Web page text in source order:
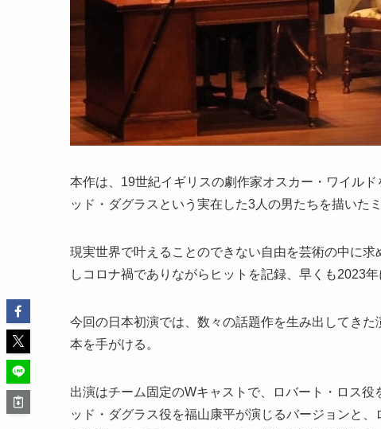
本作は、19世紀イギリスの劇作家オスカー・ワイル
ッド・ダグラスという実在した3人の男たちを描いた
現実世界で叶えることのできない自由を芸術の中に
しコロナ禍でありながらヒットを記録、早くも2023
今回の日本初演では、数々の話題作を生み出してき
本を手がける。
出演はチーム固定のWキャストで、ロバート・ロス
ッド・ダグラス役を福山康平が演じるバージョンと